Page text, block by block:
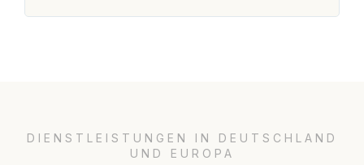
DIENSTLEISTUNGEN IN DEUTSCHLAND
UND EUROPA